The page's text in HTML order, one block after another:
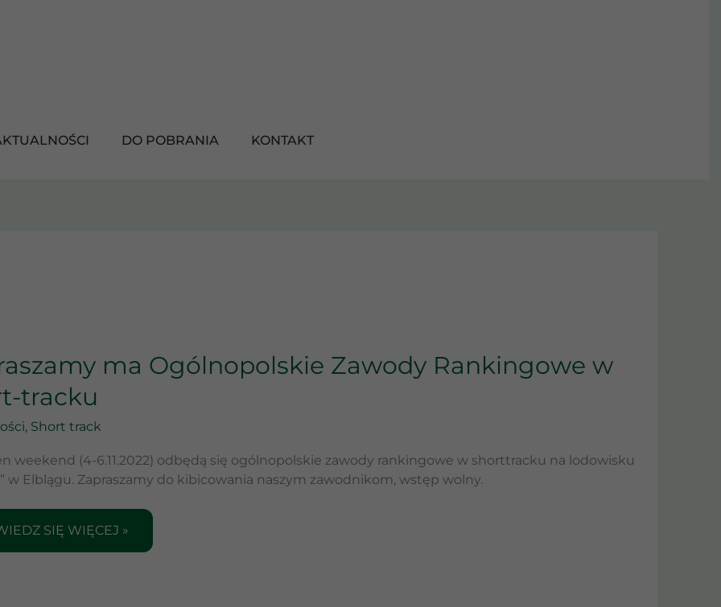
DO POBRANIA KONTAKT
ma Ogólnopolskie Zawody Rankingowe w
tracku
, Short track
weekend (4-6.11.2022) odbędą się ogólnopolskie zawody rankingowe w shorttracku na lodowisku
w Elblągu. Zapraszamy do kibicowania naszym zawodnikom, wstęp wolny.
SIĘ WIĘCEJ »